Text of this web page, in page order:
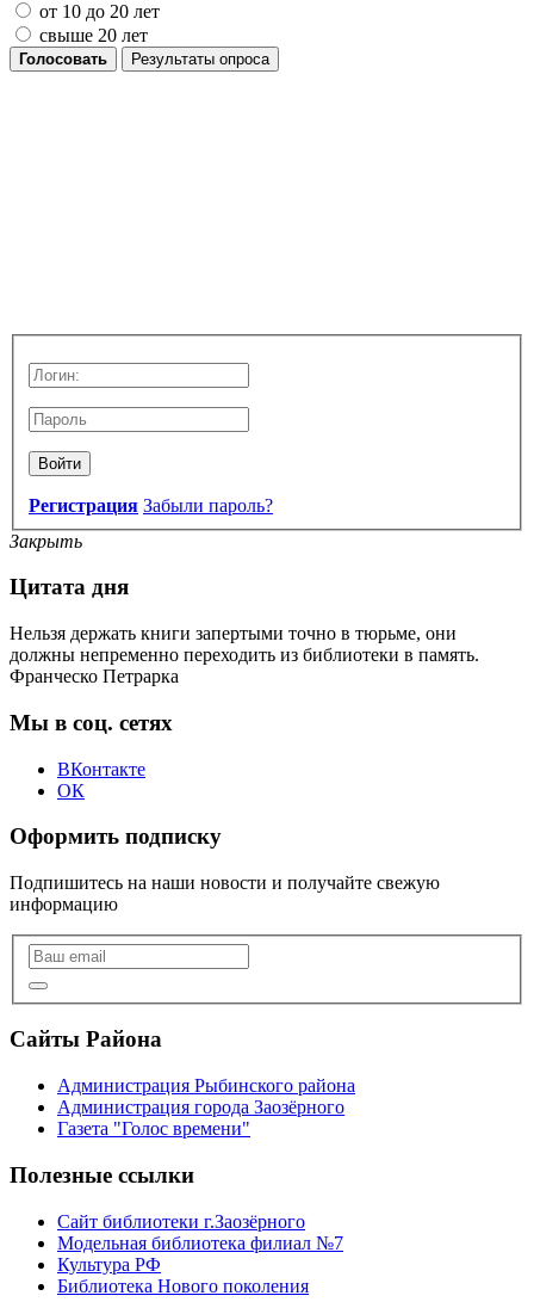
от 10 до 20 лет
свыше 20 лет
Голосовать Результаты опроса
Войти
Регистрация Забыли пароль?
Закрыть
Цитата дня
Нельзя держать книги запертыми точно в тюрьме, они
должны непременно переходить из библиотеки в память.
Франческо Петрарка
Мы в соц. сетях
ВКонтакте
ОК
Оформить подписку
Подпишитесь на наши новости и получайте свежую
информацию
Сайты Района
Администрация Рыбинского района
Администрация города Заозёрного
Газета "Голос времени"
Полезные ссылки
Сайт библиотеки г.Заозёрного
Модельная библиотека филиал №7
Культура РФ
Библиотека Нового поколения